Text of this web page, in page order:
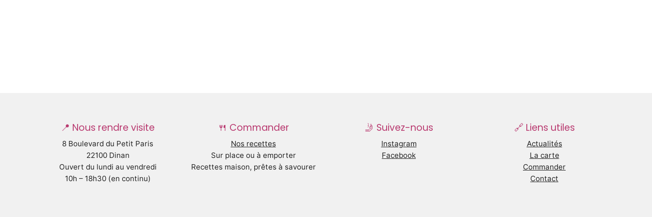
📍 Nous rendre visite
8 Boulevard du Petit Paris
22100 Dinan
Ouvert du lundi au vendredi
10h – 18h30 (en continu)
🍴 Commander
Nos recettes
Sur place ou à emporter
Recettes maison, prêtes à savourer
🤳 Suivez-nous
Instagram
Facebook
🔗 Liens utiles
Actualités
La carte
Commander
Contact